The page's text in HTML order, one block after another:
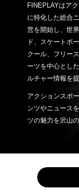
FINEPLAYはア
に特化した総合
営を開始し、世
ド、スケートボ
クール、フリー
ーツを中心とし
ルチャー情報を
アクションスポ
ンツやニュース
ツの魅力を沢山